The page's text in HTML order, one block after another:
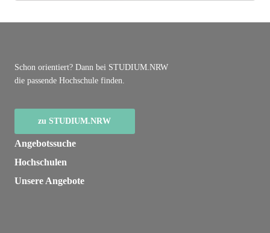
Schon orientiert? Dann bei STUDIUM.NRW
die passende Hochschule finden.
zu STUDIUM.NRW
Angebotssuche
Hochschulen
Unsere Angebote